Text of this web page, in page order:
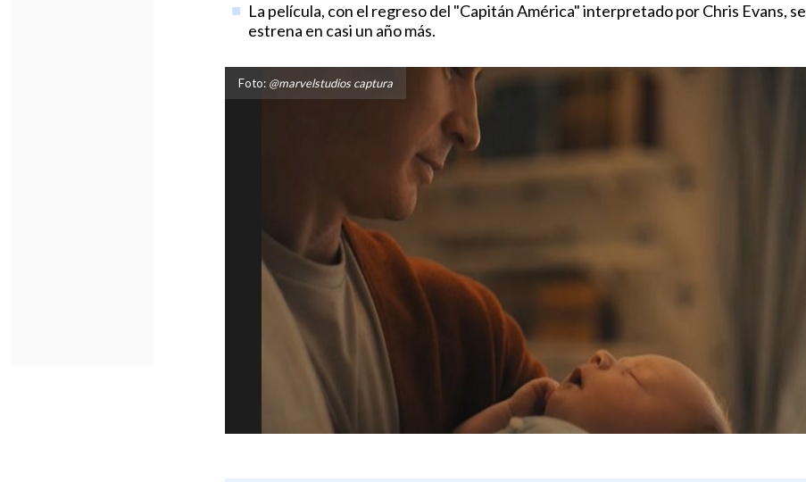
La película, con el regreso del "Capitán América" interpretado por Chris Evans, se
estrena en casi un año más.
Foto: @marvelstudios captura